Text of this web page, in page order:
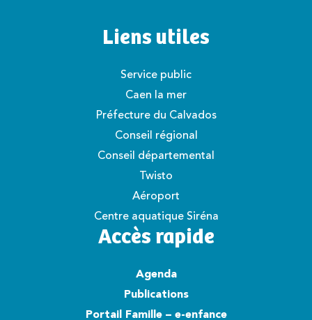
Liens utiles
Service public
Caen la mer
Préfecture du Calvados
Conseil régional
Conseil départemental
Twisto
Aéroport
Centre aquatique Siréna
Accès rapide
Agenda
Publications
Portail Famille – e-enfance